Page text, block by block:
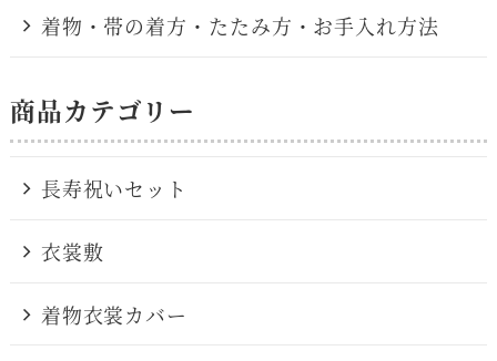
着物・帯の着方・たたみ方・お手入れ方法
商品カテゴリー
長寿祝いセット
衣裳敷
着物衣裳カバー